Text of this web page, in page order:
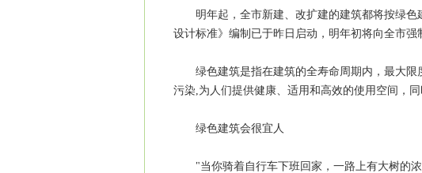
明年起，全市新建、改扩建的建筑都将按绿色
设计标准》编制已于昨日启动，明年初将向全市强
绿色建筑是指在建筑的全寿命周期内，最大限
污染,为人们提供健康、适用和高效的使用空间，同
绿色建筑会很宜人
"当你骑着自行车下班回家，一路上有大树的浓